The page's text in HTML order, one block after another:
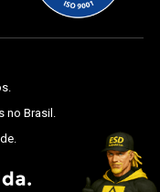
.
Brasil.
.